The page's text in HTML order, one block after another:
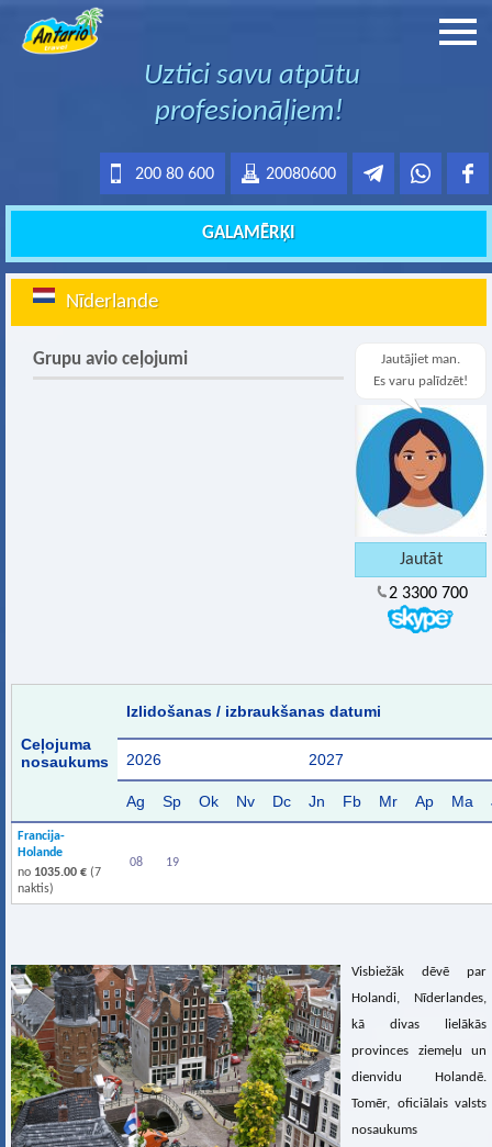
Uztici savu atpūtu
profesionāļiem!
20080600
200 80 600
GALAMĒRĶI
Nīderlande
Jautājiet man.
Es varu palīdzēt!
2 3300 700
Grupu avio ceļojumi
Ceļojuma
nosaukums
Izlidošanas / izbraukšanas datumi
2026 2027
Ag Sp Ok Nv Dc Jn Fb Mr Ap Ma
Francija-
Holande
no 1035.00 € (7
naktis)
08 19
Visbiežāk dēvē par
Holandi, Nīderlandes,
kā divas lielākās
provinces ziemeļu un
dienvidu Holandē.
Tomēr, oficiālais valsts
nosaukums